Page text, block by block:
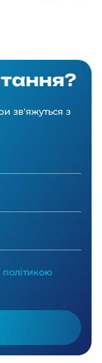
зв'яжуться з
політикою